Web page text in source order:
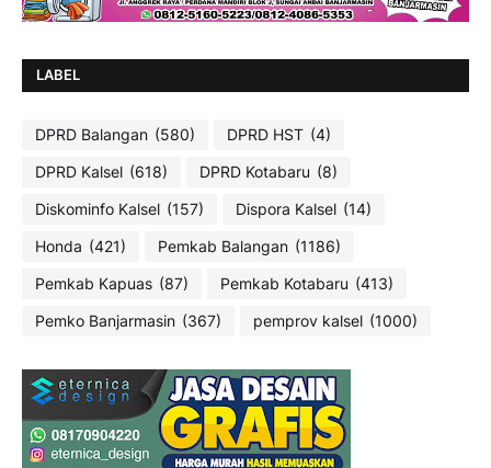
LABEL
DPRD Balangan (580) DPRD HST (4)
DPRD Kalsel (618) DPRD Kotabaru (8)
Diskominfo Kalsel (157) Dispora Kalsel (14)
Honda (421) Pemkab Balangan (1186)
Pemkab Kapuas (87) Pemkab Kotabaru (413)
Pemko Banjarmasin (367) pemprov kalsel (1000)